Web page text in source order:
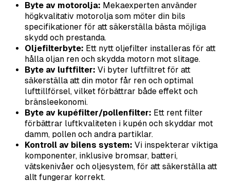
Byte av motorolja: Mekaexperten använder
högkvalitativ motorolja som möter din bils
specifikationer för att säkerställa bästa möjliga
skydd och prestanda.
Oljefilterbyte: Ett nytt oljefilter installeras för att
hålla oljan ren och skydda motorn mot slitage.
Byte av luftfilter: Vi byter luftfiltret för att
säkerställa att din motor får ren och optimal
lufttillförsel, vilket förbättrar både effekt och
bränsleekonomi.
Byte av kupéfilter/pollenfilter: Ett rent filter
förbättrar luftkvaliteten i kupén och skyddar mot
damm, pollen och andra partiklar.
Kontroll av bilens system: Vi inspekterar viktiga
komponenter, inklusive bromsar, batteri,
vätskenivåer och oljesystem, för att säkerställa att
allt fungerar korrekt.